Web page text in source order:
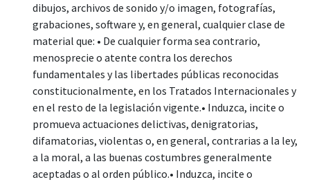
dibujos, archivos de sonido y/o imagen, fotografías,
grabaciones, software y, en general, cualquier clase de
material que: • De cualquier forma sea contrario,
menosprecie o atente contra los derechos
fundamentales y las libertades públicas reconocidas
constitucionalmente, en los Tratados Internacionales y
en el resto de la legislación vigente.• Induzca, incite o
promueva actuaciones delictivas, denigratorias,
difamatorias, violentas o, en general, contrarias a la ley,
a la moral, a las buenas costumbres generalmente
aceptadas o al orden público.• Induzca, incite o